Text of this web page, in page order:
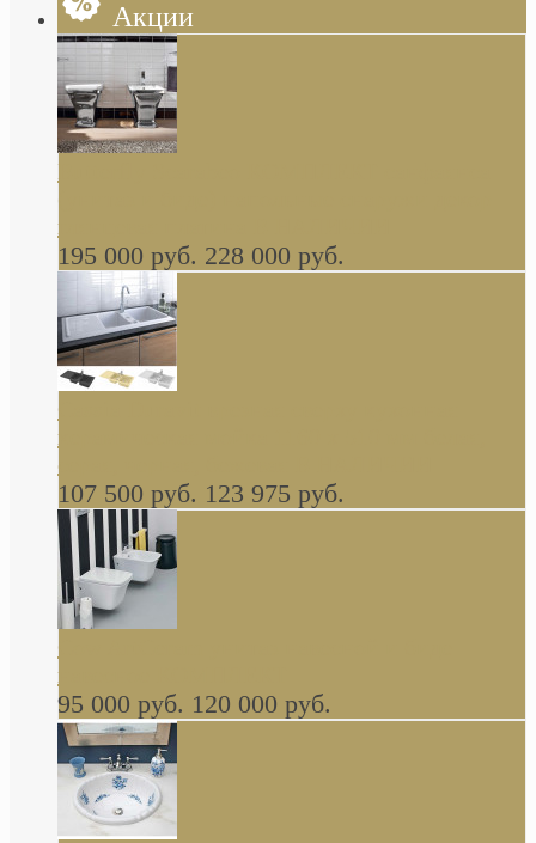
Акции
Butterfly Scarabeo КОМПЛЕКТ санфаянса
глянцевая платина В НАЛИЧИИ
195 000 руб. 228 000 руб.
керамическая мойка 1160 x 510 мм белая,
серая, черная, бежевая В НАЛИЧИИ
107 500 руб. 123 975 руб.
навесное КОМПЛЕКТ
95 000 руб. 120 000 руб.